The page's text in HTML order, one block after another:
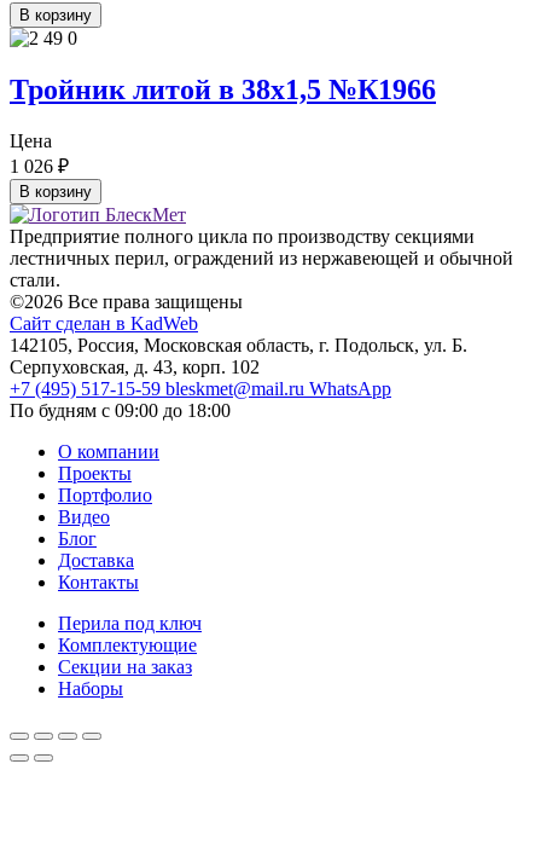
В корзину
Тройник литой в 38х1,5 №К1966
Цена
1 026 ₽
В корзину
Предприятие полного цикла по производству секциями
лестничных перил, ограждений из нержавеющей и обычной
стали.
©2026 Все права защищены
Сайт сделан в KadWeb
142105, Россия, Московская область, г. Подольск, ул. Б.
Серпуховская, д. 43, корп. 102
+7 (495) 517-15-59 bleskmet@mail.ru WhatsApp
По будням с 09:00 до 18:00
О компании
Проекты
Портфолио
Видео
Блог
Доставка
Контакты
Перила под ключ
Комплектующие
Секции на заказ
Наборы